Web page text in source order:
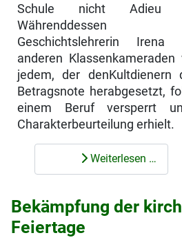
Schule nicht Adieu
Währenddessen
Geschichtslehrerin Irena
anderen
jedem, der denKultdienern
Betragsnote herabgesetzt,
einem Beruf versperrt
Charakterbeurteilung erhielt.
Weiterlesen …
Bekämpfung der
Feiertage